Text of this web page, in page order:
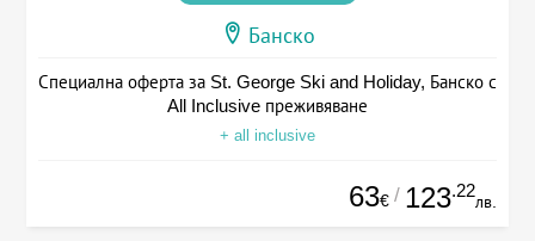
Банско
Специална оферта за St. George Ski and Holiday, Банско с
All Inclusive преживяване
+ all inclusive
63€ / 123.22
лв.